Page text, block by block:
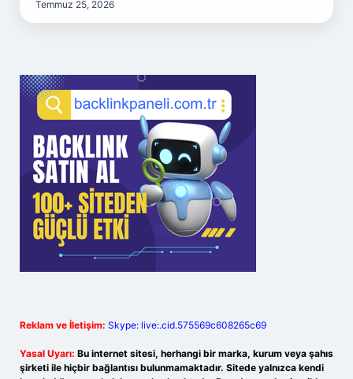
Temmuz 25, 2026
Reklam ve İletişim: Skype: live:.cid.575569c608265c69
Yasal Uyarı: Bu internet sitesi, herhangi bir marka, kurum veya şahıs
şirketi ile hiçbir bağlantısı bulunmamaktadır. Sitede yalnızca kendi